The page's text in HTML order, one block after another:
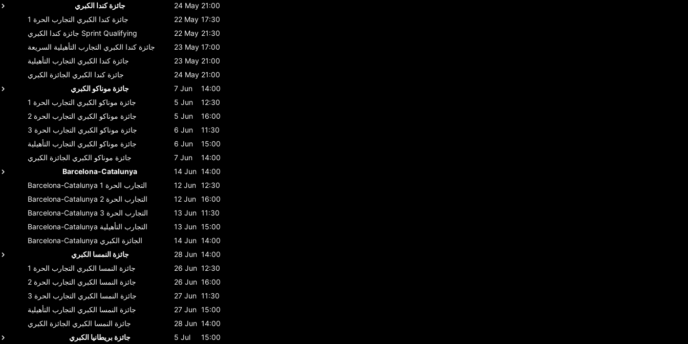
جائزة كندا الكبري
24 May 21:00
جائزة كندا الكبري التجارب الحرة 1 22 May 17:30
جائزة كندا الكبري Sprint Qualifying 22 May 21:30
جائزة كندا الكبري التجارب التأهيلية السريعة 23 May 17:00
جائزة كندا الكبري التجارب التأهيلية 23 May 21:00
جائزة كندا الكبري الجائزة الكبري 24 May 21:00
جائزة موناكو الكبري
7 Jun
14:00
جائزة موناكو الكبري التجارب الحرة 1 5 Jun
12:30
جائزة موناكو الكبري التجارب الحرة 2 5 Jun
16:00
جائزة موناكو الكبري التجارب الحرة 3 6 Jun
11:30
جائزة موناكو الكبري التجارب التأهيلية 6 Jun
15:00
جائزة موناكو الكبري الجائزة الكبري 7 Jun
14:00
Barcelona-Catalunya
14 Jun 14:00
Barcelona-Catalunya
التجارب الحرة 1 12 Jun 12:30
Barcelona-Catalunya
التجارب الحرة 2 12 Jun 16:00
Barcelona-Catalunya
التجارب الحرة 3 13 Jun 11:30
Barcelona-Catalunya التجارب التأهيلية 13 Jun 15:00
Barcelona-Catalunya الجائزة الكبري 14 Jun 14:00
جائزة النمسا الكبري
28 Jun 14:00
جائزة النمسا الكبري التجارب الحرة 1 26 Jun 12:30
جائزة النمسا الكبري التجارب الحرة 2 26 Jun 16:00
جائزة النمسا الكبري التجارب الحرة 3 27 Jun 11:30
جائزة النمسا الكبري التجارب التأهيلية 27 Jun 15:00
جائزة النمسا الكبري الجائزة الكبري 28 Jun 14:00
جائزة بريطانيا الكبري
5 Jul
15:00